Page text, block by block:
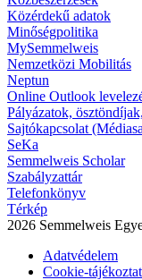
Közérdekű adatok
Minőségpolitika
MySemmelweis
Nemzetközi Mobilitás
Neptun
Online Outlook
Pályázatok,
Sajtókapcsolat
SeKa
Semmelweis Scholar
Szabályzattár
Telefonkönyv
Térkép
2026 Semmelweis
Adatvédelem
Cookie-